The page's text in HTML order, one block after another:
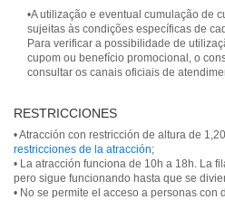
•A utilização e eventual cumulação de
sujeitas às condições específicas de
Para verificar a possibilidade de
cupom ou benefício promocional, o
consultar os canais oficiais de
RESTRICCIONES
• Atracción con restricción de altura de
restricciones de la atracción;
• La atracción funciona de 10h a 18h. La
pero sigue funcionando hasta que se
• No se permite el acceso a personas con